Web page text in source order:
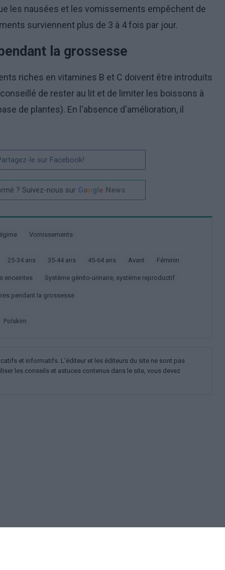
les nausées et les vomissements empêchent de
surviennent plus de 3 à 4 fois par jour.
la grossesse
riches en vitamines B et C doivent être introduits
de rester au lit et de limiter les boissons à
de plantes). En l'absence d'amélioration, il
le sur Facebook!
? Suivez-nous sur Google News
Régime Vomissements
25-34 ans 35-44 ans 45-64 ans Avant Féminin
enceintes Système génito-urinaire, système reproductif
pendant la grossesse
polskim
et informatifs. L'éditeur et les éditeurs du site ne sont pas
les conseils et astuces contenus dans le site, vous devez